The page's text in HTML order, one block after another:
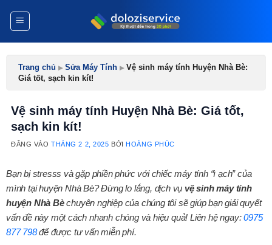
Trang chủ ▸ Sửa Máy Tính ▸ Vệ sinh máy tính Huyện Nhà Bè:
Giá tốt, sạch kin kít!
Vệ sinh máy tính Huyện Nhà Bè: Giá tốt,
sạch kin kít!
ĐĂNG VÀOTHÁNG 2 2, 2025 BỞIHOÀNG PHÚC
Bạn bị stresss và gặp phiền phức với chiếc máy tính “ì ạch” của
mình tại huyện Nhà Bè? Đừng lo lắng, dịch vụ vệ sinh máy tính
huyện Nhà Bèchuyên nghiệp của chúng tôi sẽ giúp bạn giải quyết
vấn đề này một cách nhanh chóng và hiệu quả! Liên hệ ngay:0975
877 798để được tư vấn miễn phí.